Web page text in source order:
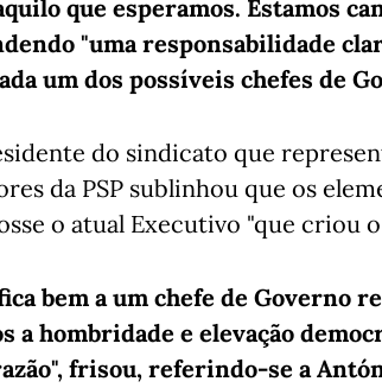
que esperamos. Estamos
"uma responsabilidade
um dos possíveis chefes de
do sindicato que
da PSP sublinhou que os
o atual Executivo "que criou
bem a um chefe de Governo
a hombridade e elevação
frisou, referindo-se a